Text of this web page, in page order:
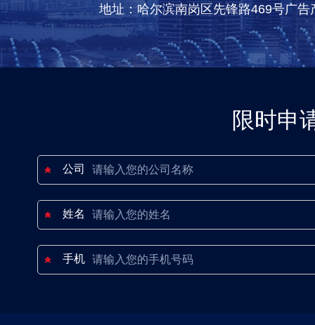
地址：哈尔滨南岗区先锋路469号广
限时申
公司
姓名
手机